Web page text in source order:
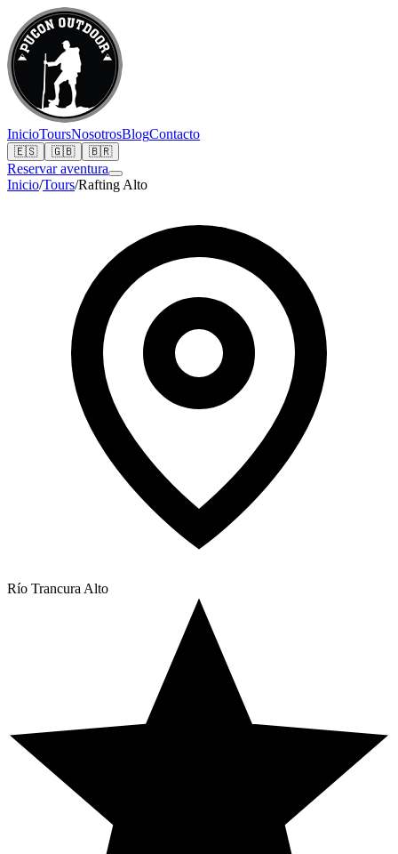
InicioToursNosotrosBlogContacto
🇪🇸 🇬🇧 🇧🇷
Reservar aventura
Inicio/Tours/Rafting Alto
Río Trancura Alto